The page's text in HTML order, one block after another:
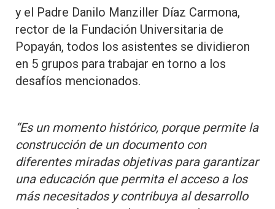
y el Padre Danilo Manziller Díaz Carmona,
rector de la Fundación Universitaria de
Popayán, todos los asistentes se dividieron
en 5 grupos para trabajar en torno a los
desafíos mencionados.
“Es un momento histórico, porque permite la
construcción de un documento con
diferentes miradas objetivas para garantizar
una educación que permita el acceso a los
más necesitados y contribuya al desarrollo